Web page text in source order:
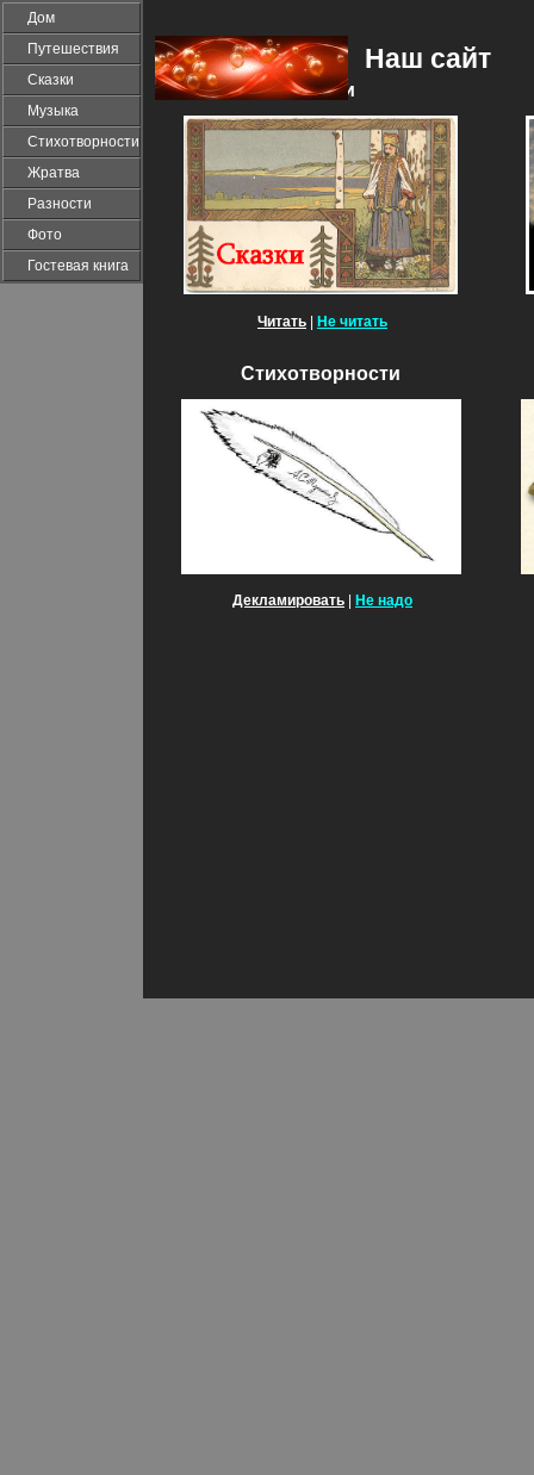
Наш сайт
Дом
Путешествия
Сказки
Музыка
Стихотворности
Жратва
Разности
Фото
Гостевая книга
Сказки
Читать Не читать
Стихотворности
Декламировать Не надо